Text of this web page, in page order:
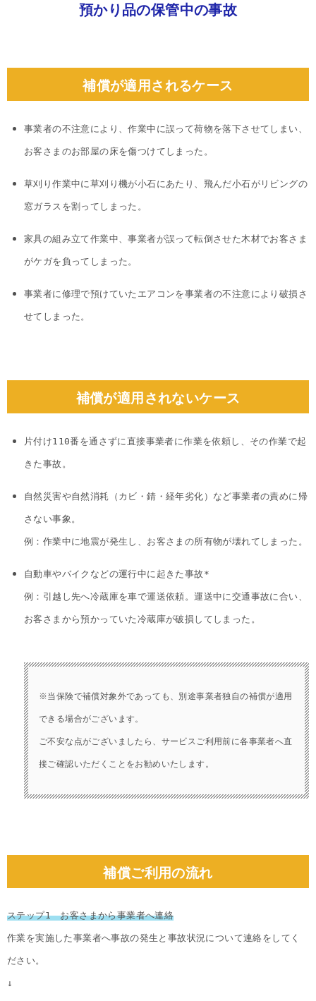
預かり品の保管中の事故
補償が適用されるケース
事業者の不注意により、作業中に誤って荷物を落下させてしまい、
お客さまのお部屋の床を傷つけてしまった。
草刈り作業中に草刈り機が小石にあたり、飛んだ小石がリビングの
窓ガラスを割ってしまった。
家具の組み立て作業中、事業者が誤って転倒させた木材でお客さま
がケガを負ってしまった。
事業者に修理で預けていたエアコンを事業者の不注意により破損さ
せてしまった。
補償が適用されないケース
片付け110番を通さずに直接事業者に作業を依頼し、その作業で起
きた事故。
自然災害や自然消耗（カビ・錆・経年劣化）など事業者の責めに帰
さない事象。
例：作業中に地震が発生し、お客さまの所有物が壊れてしまった。
自動車やバイクなどの運行中に起きた事故*
例：引越し先へ冷蔵庫を車で運送依頼。運送中に交通事故に合い、
お客さまから預かっていた冷蔵庫が破損してしまった。
※当保険で補償対象外であっても、別途事業者独自の補償が適用
できる場合がございます。
ご不安な点がございましたら、サービスご利用前に各事業者へ直
接ご確認いただくことをお勧めいたします。
補償ご利用の流れ
ステップ1　お客さまから事業者へ連絡
作業を実施した事業者へ事故の発生と事故状況について連絡をしてく
ださい。
↓